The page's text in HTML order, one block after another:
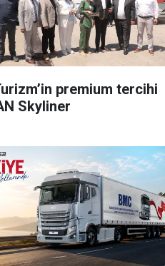
premium tercihi
Skyliner